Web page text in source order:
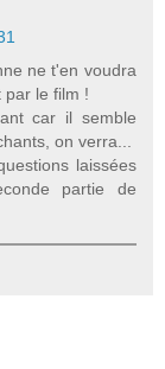
ne t'en voudra
par le film !
car il semble
on verra...
laissées
partie de